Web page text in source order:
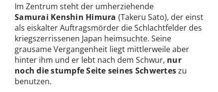
Im Zentrum steht der umherziehende
Samurai Kenshin Himura (Takeru Sato), der einst
als eiskalter Auftragsmörder die Schlachtfelder des
kriegszerrissenen Japan heimsuchte. Seine
grausame Vergangenheit liegt mittlerweile aber
hinter ihm und er lebt nach dem Schwur, nur
noch die stumpfe Seite seines Schwerteszu
benutzen.